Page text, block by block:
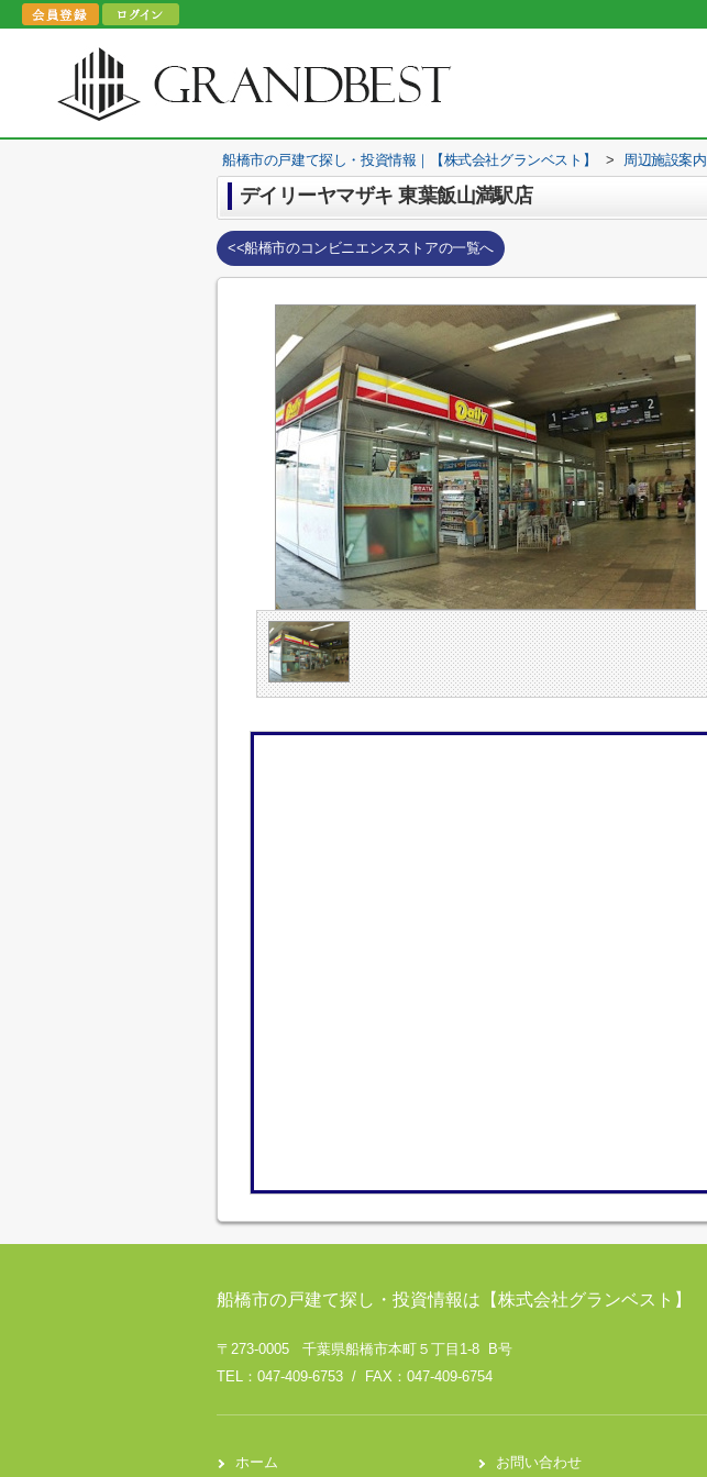
船橋市の戸建て探し・投資情報｜【株式会社グランベスト】 > 周辺施設案内
デイリーヤマザキ 東葉飯山満駅店
<<船橋市のコンビニエンスストアの一覧へ
船橋市の戸建て探し・投資情報は【株式会社グランベスト】
〒273-0005 千葉県船橋市本町５丁目1-8 B号
TEL：047-409-6753 / FAX：047-409-6754
ホーム お問い合わせ